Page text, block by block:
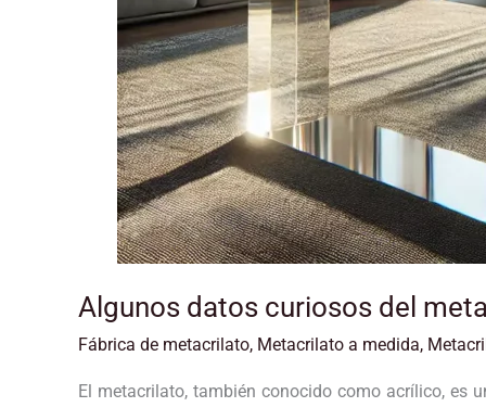
Algunos datos curiosos del
Fábrica de metacrilato, Metacrilato a medida,
El metacrilato, también conocido como acrílico, es